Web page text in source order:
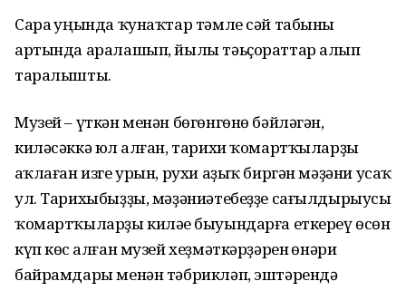
Сара һуңында ҡунаҡтар тәмле сәй табыны
артында аралашып, йылы тәьҫораттар алып
таралышты.
Музей – үткән менән бөгөнгөнө бәйләгән,
киләсәккә юл һалған, тарихи ҡомартҡыларҙы
һаҡлаған изге урын, рухи аҙыҡ биргән мәҙәни усаҡ
ул. Тарихыбыҙҙы, мәҙәниәтебеҙҙе сағылдырыусы
ҡомартҡыларҙы киләһе быуындарға еткереү өсөн
күп көс һалған музей хеҙмәткәрҙәрен һөнәри
байрамдары менән тәбрикләп, эштәрендә